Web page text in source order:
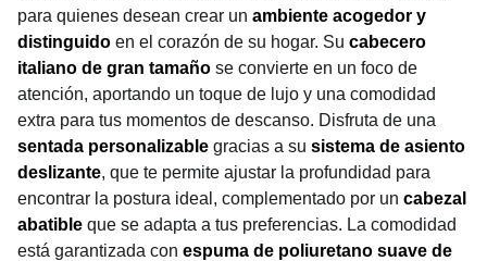
para quienes desean crear un ambiente acogedor y
distinguido en el corazón de su hogar. Su cabecero
italiano de gran tamaño se convierte en un foco de
atención, aportando un toque de lujo y una comodidad
extra para tus momentos de descanso. Disfruta de una
sentada personalizable gracias a su sistema de asiento
deslizante, que te permite ajustar la profundidad para
encontrar la postura ideal, complementado por un cabezal
abatible que se adapta a tus preferencias. La comodidad
está garantizada con espuma de poliuretano suave de